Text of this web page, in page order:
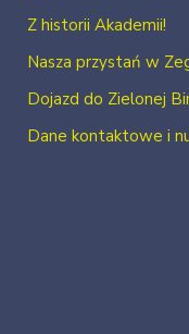
Z historii Akademii!
Nasza przystań w
Dojazd do Zielonej
Dane kontaktowe i